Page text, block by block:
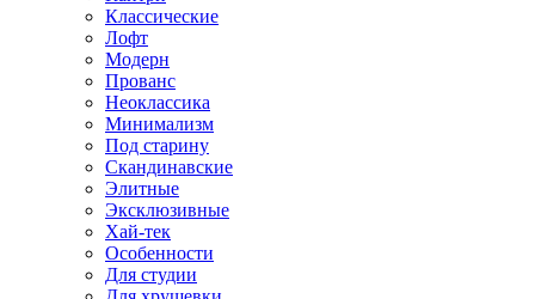
Классические
Лофт
Модерн
Прованс
Неоклассика
Минимализм
Под старину
Скандинавские
Элитные
Эксклюзивные
Хай-тек
Особенности
Для студии